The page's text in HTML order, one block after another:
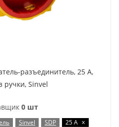
разъединитель, 25 А,
ручки, Sinvel
0 шт
Sinvel SDP 25 А x